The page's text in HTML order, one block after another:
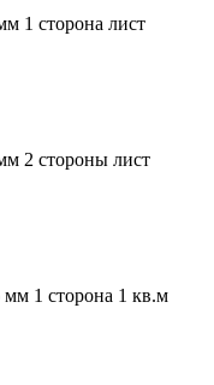
1 сторона лист
2 стороны лист
1 сторона 1 кв.м